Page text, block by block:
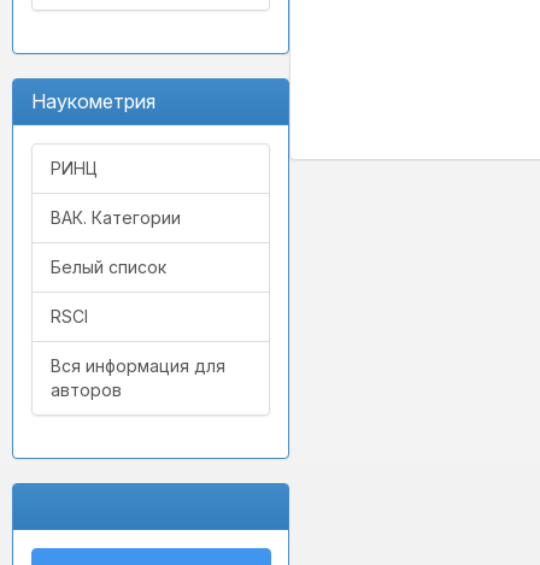
Наукометрия
РИНЦ
ВАК. Категории
Белый список
RSCI
Вся информация для
авторов